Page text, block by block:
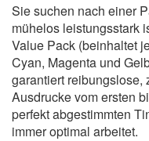
Sie suchen nach einer
mühelos leistungsstark
Value Pack (beinhaltet
Cyan, Magenta und
garantiert
Ausdrucke vom ersten
perfekt abgestimmten
immer optimal arbeitet.